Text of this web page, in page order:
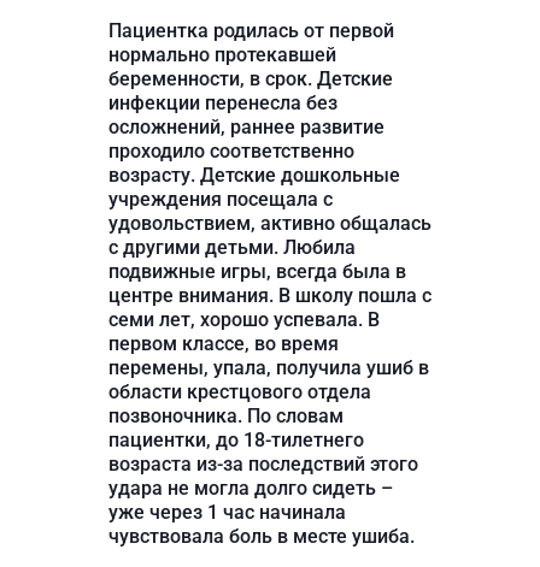
Пациентка родилась от первой
нормально протекавшей
беременности, в срок. Детские
инфекции перенесла без
осложнений, раннее развитие
проходило соответственно
возрасту. Детские дошкольные
учреждения посещала с
удовольствием, активно общалась
с другими детьми. Любила
подвижные игры, всегда была в
центре внимания. В школу пошла с
семи лет, хорошо успевала. В
первом классе, во время
перемены, упала, получила ушиб в
области крестцового отдела
позвоночника. По словам
пациентки, до 18-тилетнего
возраста из-за последствий этого
удара не могла долго сидеть –
уже через 1 час начинала
чувствовала боль в месте ушиба.